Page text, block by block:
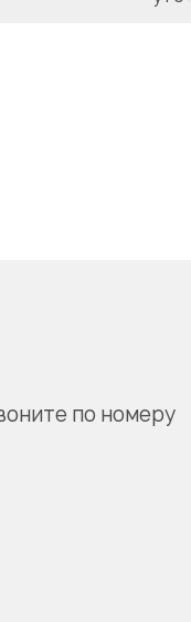
по номеру